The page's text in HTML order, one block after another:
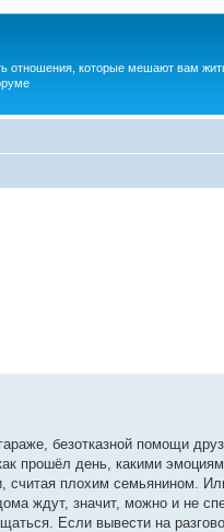
отношения, которые мешают вам
безотказной помощи
прошёл день, какими
плохим семьянином.
ждут, значит, можно и не
Если вывести на